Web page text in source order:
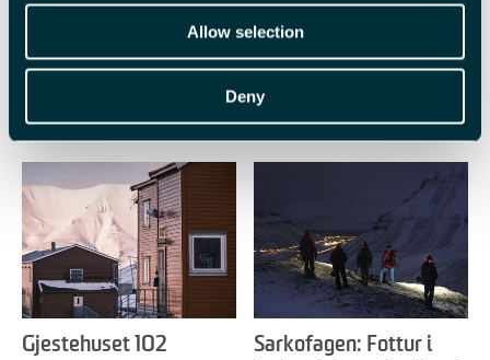
Allow selection
Deny
Beslektet
Gjestehuset 102
Sarkofagen: Fottur i